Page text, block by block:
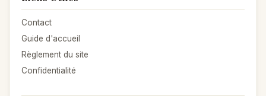
Contact
Guide d'accueil
Règlement du site
Confidentialité